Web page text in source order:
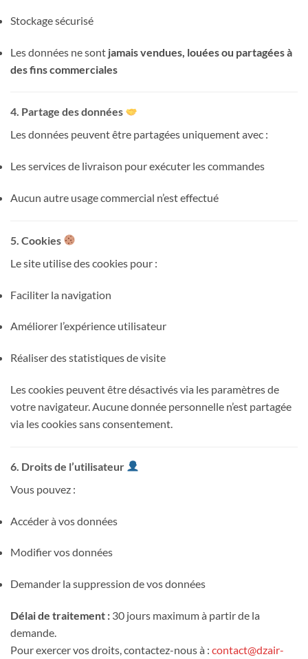
Stockage sécurisé
Les données ne sont jamais vendues, louées ou partagées à
des fins commerciales
4. Partage des données
Les données peuvent être partagées uniquement avec :
Les services de livraison pour exécuter les commandes
Aucun autre usage commercial n’est effectué
5. Cookies
Le site utilise des cookies pour :
Faciliter la navigation
Améliorer l’expérience utilisateur
Réaliser des statistiques de visite
Les cookies peuvent être désactivés via les paramètres de
votre navigateur. Aucune donnée personnelle n’est partagée
via les cookies sans consentement.
6. Droits de l’utilisateur
Vous pouvez :
Accéder à vos données
Modifier vos données
Demander la suppression de vos données
Délai de traitement : 30 jours maximum à partir de la
demande.
Pour exercer vos droits, contactez-nous à : contact@dzair-